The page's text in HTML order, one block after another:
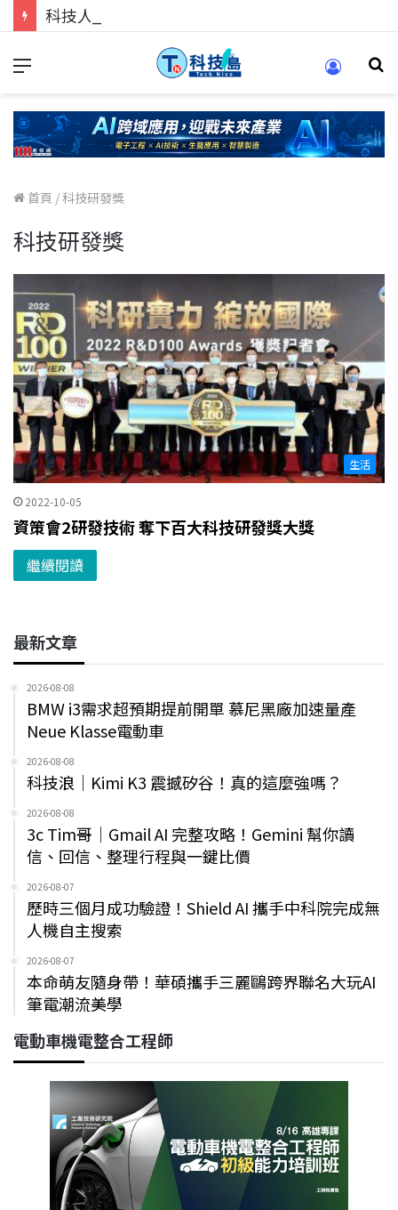
首頁 /科技研發獎
科技研發獎
生活
2022-10-05
資策會2研發技術 奪下百大科技研發獎大獎
繼續閱讀
最新文章
2026-08-08
BMW i3需求超預期提前開單 慕尼黑廠加速量產
Neue Klasse電動車
2026-08-08
科技浪｜Kimi K3 震撼矽谷！真的這麼強嗎？
2026-08-08
3c Tim哥｜Gmail AI 完整攻略！Gemini 幫你讀
信、回信、整理行程與一鍵比價
2026-08-07
歷時三個月成功驗證！Shield AI 攜手中科院完成無
人機自主搜索
2026-08-07
本命萌友隨身帶！華碩攜手三麗鷗跨界聯名大玩AI
筆電潮流美學
電動車機電整合工程師